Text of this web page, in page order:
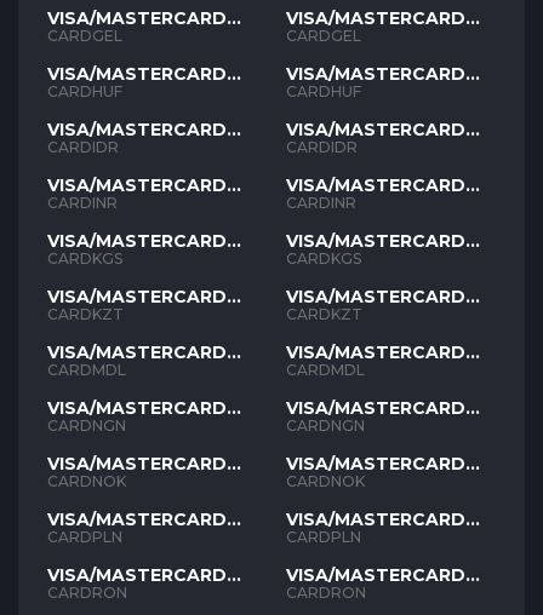
VISA/MASTERCARD
GEL
CARDGEL
VISA/MASTERCARD
HUF
CARDHUF
VISA/MASTERCARD
IDR
CARDIDR
VISA/MASTERCARD
INR
CARDINR
VISA/MASTERCARD
KGS
CARDKGS
VISA/MASTERCARD
KZT
CARDKZT
VISA/MASTERCARD
MDL
CARDMDL
VISA/MASTERCARD
NGN
CARDNGN
VISA/MASTERCARD
NOK
CARDNOK
VISA/MASTERCARD
PLN
CARDPLN
VISA/MASTERCARD
RON
CARDRON
VISA/MASTERCARD
GEL
CARDGEL
VISA/MASTERCARD
HUF
CARDHUF
VISA/MASTERCARD
IDR
CARDIDR
VISA/MASTERCARD
INR
CARDINR
VISA/MASTERCARD
KGS
CARDKGS
VISA/MASTERCARD
KZT
CARDKZT
VISA/MASTERCARD
MDL
CARDMDL
VISA/MASTERCARD
NGN
CARDNGN
VISA/MASTERCARD
NOK
CARDNOK
VISA/MASTERCARD
PLN
CARDPLN
VISA/MASTERCARD
RON
CARDRON